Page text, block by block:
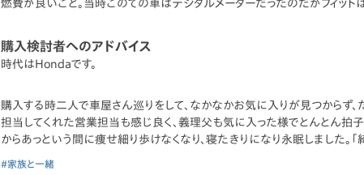
燃費が良いこと。当時このての車はデジタルメーターだったのだがフィット
購入検討者へのアドバイス
時代はHondaです。
購入する時二人で車屋さん巡りをして、なかなかお気に入りが見つからず
担当してくれた営業担当も感じ良く、義理父も気に入った様でとんとん拍
からあっという間に痩せ細り歩けなくなり、寝たきりになり永眠しました。「
#家族と一緒